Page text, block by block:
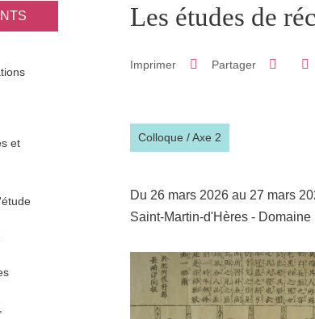
principale Sidebar
et
Les études de
Imprimer Partager
Colloque /Axe 2
Du 26 mars 2026 au 27 mars
Saint-Martin-d'Hères -